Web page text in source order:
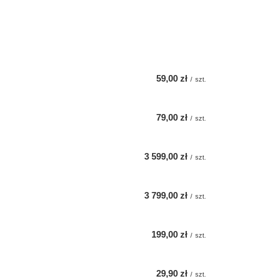
59,00 zł / szt.
79,00 zł / szt.
3 599,00 zł / szt.
3 799,00 zł / szt.
199,00 zł / szt.
29,90 zł / szt.